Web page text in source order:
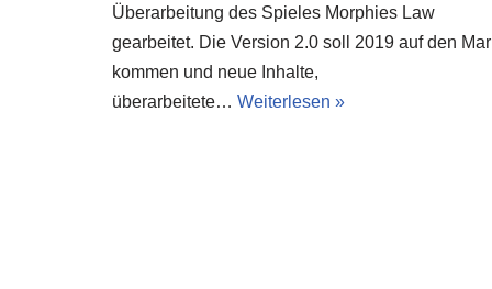
Überarbeitung des Spieles Morphies Law
gearbeitet. Die Version 2.0 soll 2019 auf den
kommen und neue Inhalte,
überarbeitete… Weiterlesen »